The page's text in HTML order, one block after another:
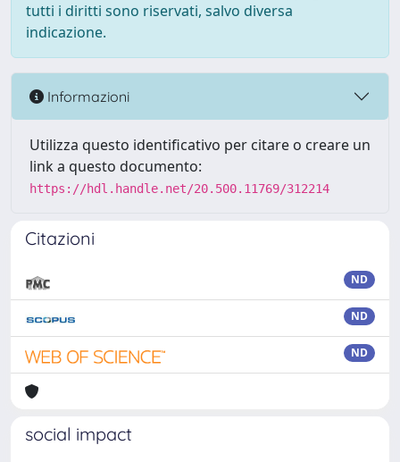
tutti i diritti sono riservati, salvo diversa
indicazione.
Informazioni
Utilizza questo identificativo per citare o creare un
link a questo documento:
https://hdl.handle.net/20.500.11769/312214
Citazioni
ND
ND
ND
social impact